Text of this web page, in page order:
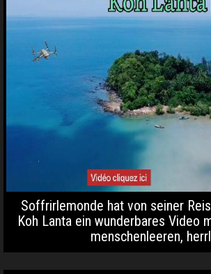
Soffrirlemonde hat von seiner
Koh Lanta ein wunderbares Video
menschenleeren,